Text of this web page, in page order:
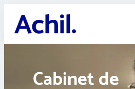
contenu
Cabinet de